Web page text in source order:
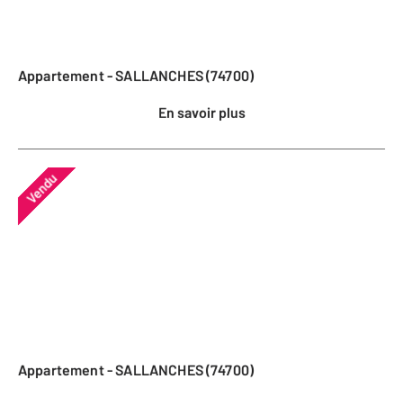
Appartement - SALLANCHES (74700)
En savoir plus
Vendu
Appartement - SALLANCHES (74700)